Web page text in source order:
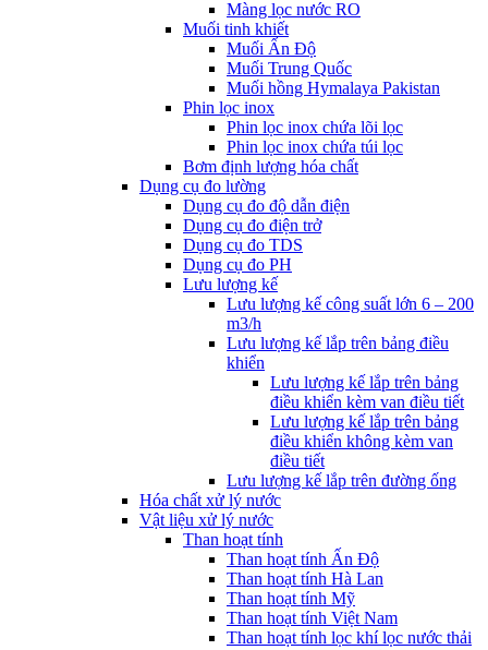
Màng lọc nước RO
Muối tinh khiết
Muối Ấn Độ
Muối Trung Quốc
Muối hồng Hymalaya Pakistan
Phin lọc inox
Phin lọc inox chứa lõi lọc
Phin lọc inox chứa túi lọc
Bơm định lượng hóa chất
Dụng cụ đo lường
Dụng cụ đo độ dẫn điện
Dụng cụ đo điện trở
Dụng cụ đo TDS
Dụng cụ đo PH
Lưu lượng kế
Lưu lượng kế công suất lớn 6 – 200
m3/h
Lưu lượng kế lắp trên bảng điều
khiển
Lưu lượng kế lắp trên bảng
điều khiển kèm van điều tiết
Lưu lượng kế lắp trên bảng
điều khiển không kèm van
điều tiết
Lưu lượng kế lắp trên đường ống
Hóa chất xử lý nước
Vật liệu xử lý nước
Than hoạt tính
Than hoạt tính Ấn Độ
Than hoạt tính Hà Lan
Than hoạt tính Mỹ
Than hoạt tính Việt Nam
Than hoạt tính lọc khí lọc nước thải